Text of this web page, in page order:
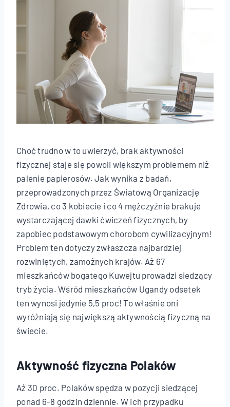
Choć trudno w to uwierzyć, brak aktywności
fizycznej staje się powoli większym problemem niż
palenie papierosów. Jak wynika z badań,
przeprowadzonych przez Światową Organizację
Zdrowia, co 3 kobiecie i co 4 mężczyźnie brakuje
wystarczającej dawki ćwiczeń fizycznych, by
zapobiec podstawowym chorobom cywilizacyjnym!
Problem ten dotyczy zwłaszcza najbardziej
rozwiniętych, zamożnych krajów. Aż 67
mieszkańców bogatego Kuwejtu prowadzi siedzący
tryb życia. Wśród mieszkańców Ugandy odsetek
ten wynosi jedynie 5,5 proc! To właśnie oni
wyróżniają się największą aktywnością fizyczną na
świecie.
Aktywność fizyczna Polaków
Aż 30 proc. Polaków spędza w pozycji siedzącej
ponad 6-8 godzin dziennie. W ich przypadku